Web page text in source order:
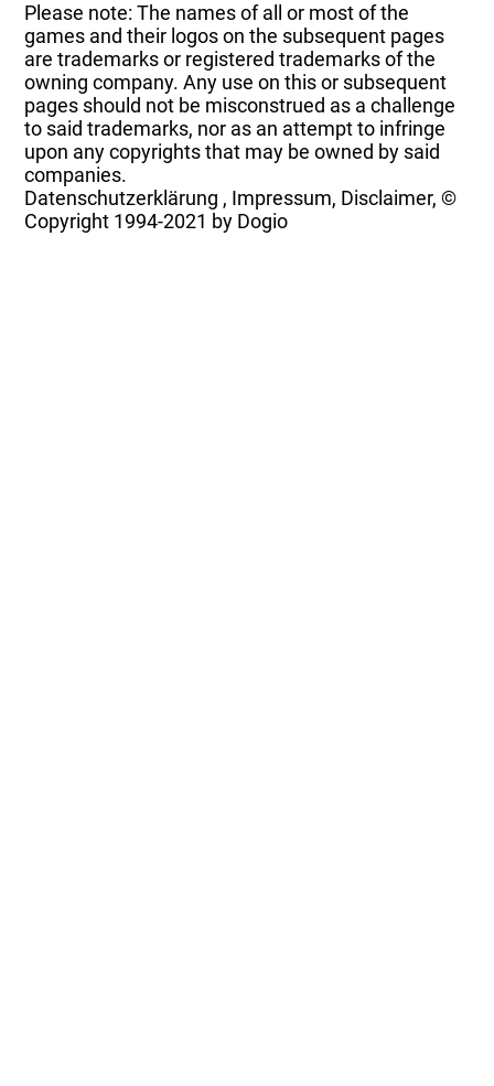
Please note: The names of all or most of the
games and their logos on the subsequent pages
are trademarks or registered trademarks of the
owning company. Any use on this or subsequent
pages should not be misconstrued as a challenge
to said trademarks, nor as an attempt to infringe
upon any copyrights that may be owned by said
companies.
Datenschutzerklärung , Impressum, Disclaimer, ©
Copyright 1994-2021 by Dogio